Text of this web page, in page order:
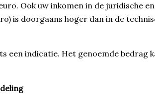
Ook uw inkomen in de juridische en
is doorgaans hoger dan in de
een indicatie. Het genoemde bedrag